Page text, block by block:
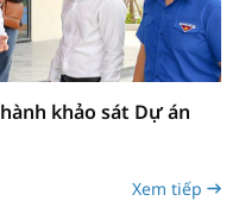
khảo sát Dự án
Xem tiếp